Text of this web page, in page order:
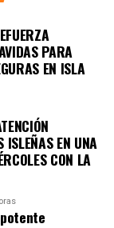
de
PARA
EN ISLA
EN UNA
CON LA